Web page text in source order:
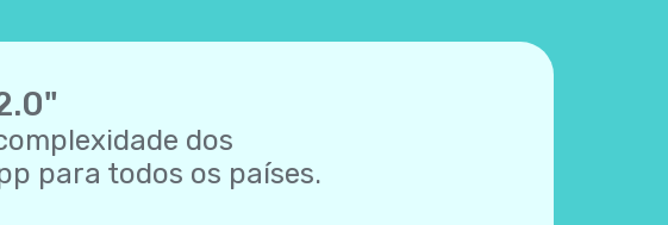
dos
para todos os países.